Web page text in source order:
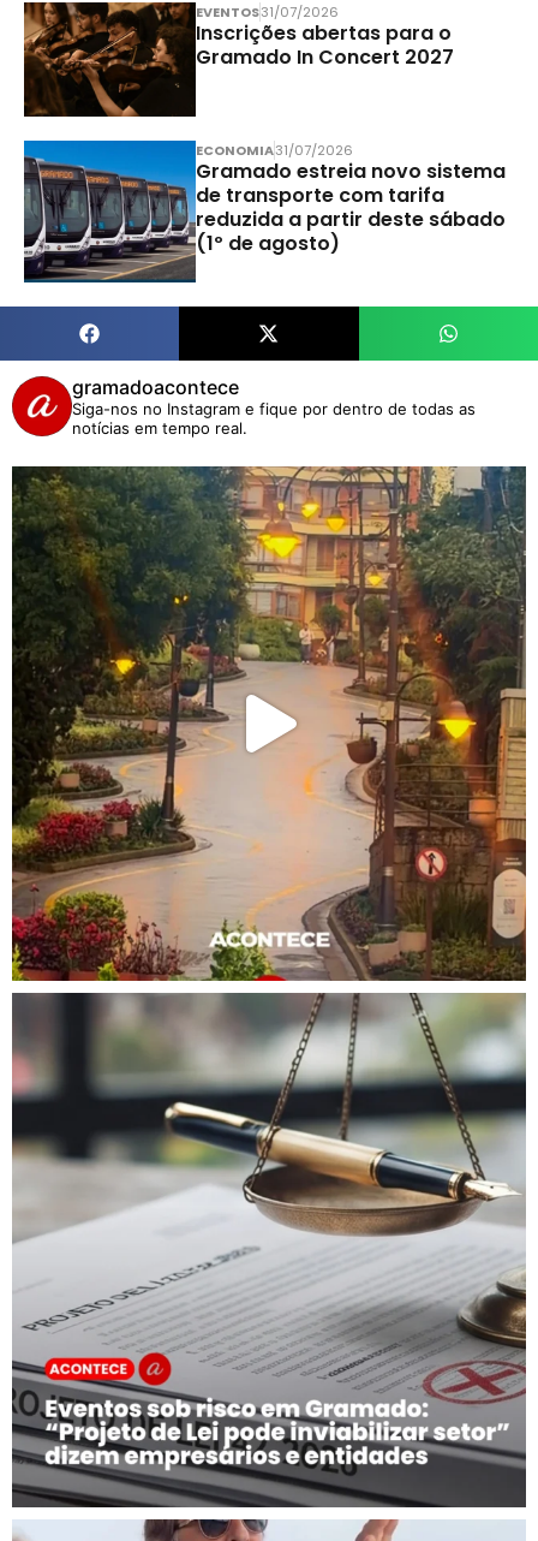
EVENTOS31/07/2026
Inscrições abertas para o
Gramado In Concert 2027
ECONOMIA31/07/2026
Gramado estreia novo sistema
de transporte com tarifa
reduzida a partir deste sábado
(1º de agosto)
gramadoacontece
Siga-nos no Instagram e fique por dentro de todas as
notícias em tempo real.